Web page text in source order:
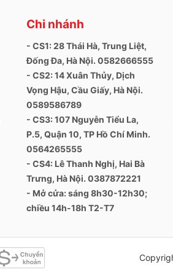
Chi nhánh
- CS1: 28 Thái Hà, Trung Liệt,
Đống Đa, Hà Nội. 0582666555
- CS2: 14 Xuân Thủy, Dịch
Vọng Hậu, Cầu Giấy, Hà Nội.
0589586789
- CS3: 107 Nguyễn Tiểu La,
P.5, Quận 10, TP Hồ Chí Minh.
0564265555
- CS4: Lê Thanh Nghị, Hai Bà
Trưng, Hà Nội. 0387872221
- Mở cửa: sáng 8h30-12h30;
chiều 14h-18h T2-T7